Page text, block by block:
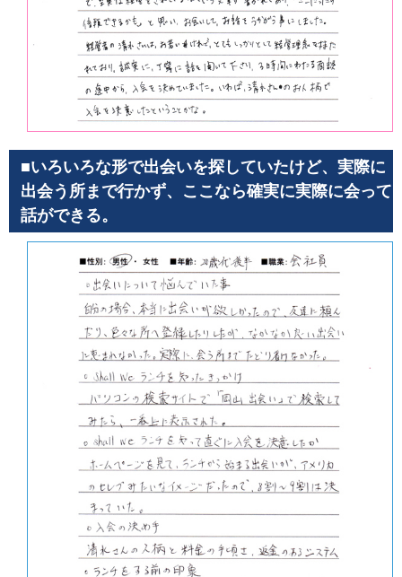
■いろいろな形で出会いを探していたけど、実際に
出会う所まで行かず、ここなら確実に実際に会って
話ができる。